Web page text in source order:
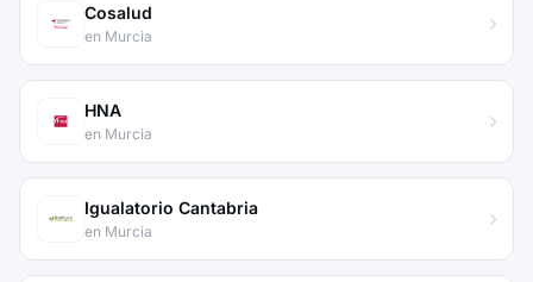
Cosalud
en Murcia
HNA
en Murcia
Igualatorio Cantabria
en Murcia